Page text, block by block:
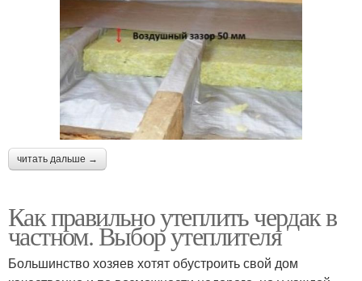
читать дальше →
Как правильно утеплить чердак в
частном. Выбор утеплителя
Большинство хозяев хотят обустроить свой дом